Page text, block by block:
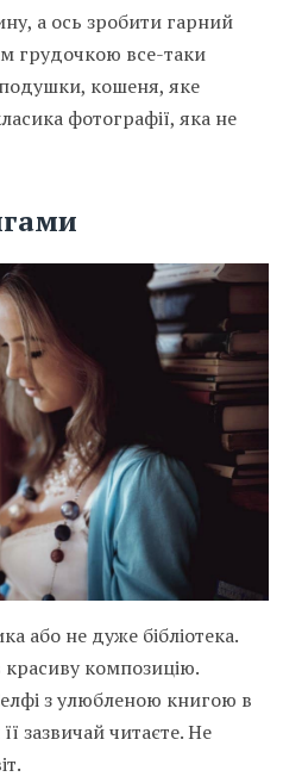
а ось зробити гарний
грудочкою все-таки
кошеня, яке
фотографії, яка не
або не дуже бібліотека.
композицію.
з улюбленою книгою в
зазвичай читаєте. Не